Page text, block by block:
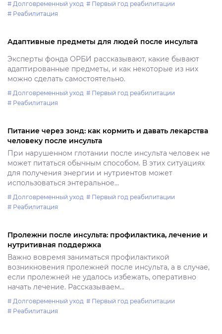
# Долговременный уход # Первый год реабилитации
# Реабилитация
Адаптивные предметы для людей после инсульта
Эксперты фонда ОРБИ рассказывают, какие бывают
адаптированные предметы, и как некоторые из них
можно сделать самостоятельно.
# Долговременный уход # Первый год реабилитации
# Реабилитация
Питание через зонд: как кормить и давать лекарства
человеку после инсульта
При нарушенном глотании после инсульта человек не
может питаться обычным способом. В этих ситуациях
для получения энергии и нутриентов может
использоваться энтеральное...
# Долговременный уход # Первый год реабилитации
# Реабилитация
Пролежни после инсульта: профилактика, лечение и
нутритивная поддержка
Важно вовремя заниматься профилактикой
возникновения пролежней после инсульта, а в случае,
если пролежней не удалось избежать, оперативно
начать лечение. Рассказываем...
# Долговременный уход # Первый год реабилитации
# Реабилитация